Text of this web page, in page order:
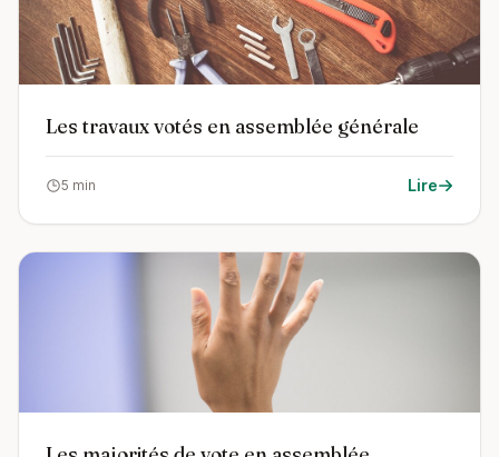
Les travaux votés en assemblée générale
5 min Lire